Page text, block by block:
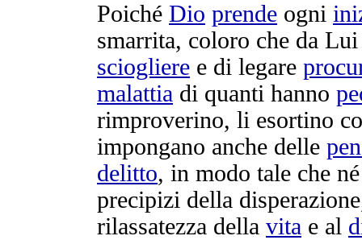
Poiché Dio prende ogni
smarrita, coloro che da
sciogliere e di legare
malattia di quanti hanno
rimproverino, li esortino
impongano anche delle
delitto, in modo tale che
precipizi della disperazione
rilassatezza della vita e al